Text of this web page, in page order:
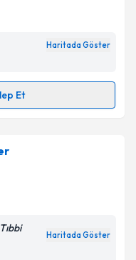
ilişkin
verilerimin belirtilen
Gönder
Haritada Göster
Et
randevu takvimi
randevu almanız
posta ile
Haritada Göster